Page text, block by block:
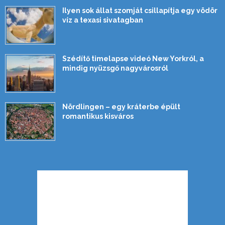
Ilyen sok állat szomját csillapítja egy vödör
víz a texasi sivatagban
Szédítő timelapse videó New Yorkról, a
mindig nyüzsgő nagyvárosról
Nördlingen – egy kráterbe épült
romantikus kisváros